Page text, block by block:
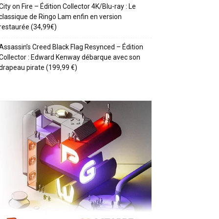
on Fire – Édition Collector 4K/Blu-ray : Le
de Ringo Lam enfin en version
(34,99€)
Creed Black Flag Resynced – Édition
: Edward Kenway débarque avec son
pirate (199,99 €)